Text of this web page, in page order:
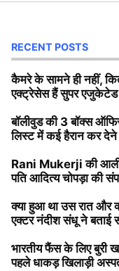
RECENT POSTS
कैमरे के सामने ही नहीं,
एक्ट्रेसेस हैं सुपर एजुकेटेड
बॉलीवुड की 3 बॉक्स
लिस्ट में कई हैरान कर देने
Rani Mukerji की
पति आदित्य चोपड़ा की
क्या हुआ था उस रात और
एक्टर नंदीश संधू ने बताई
भारतीय फैंस के लिए बुरी
पहले धाकड़ खिलाड़ी